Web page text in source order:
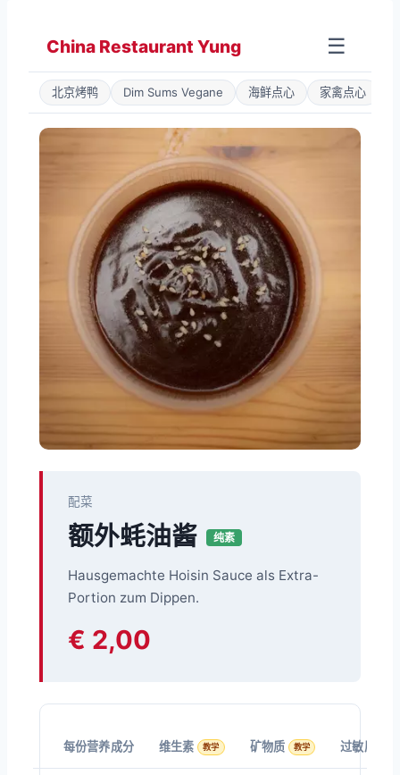
springen
China Restaurant Yung ☰
北京烤鸭 Dim Sums Vegane 海鲜点心 家禽点心
配菜
额外蚝油酱 纯素
Hausgemachte Hoisin Sauce als Extra-
Portion zum Dippen.
€ 2,00
每份营养成分 维生素 教学 矿物质 教学 过敏原